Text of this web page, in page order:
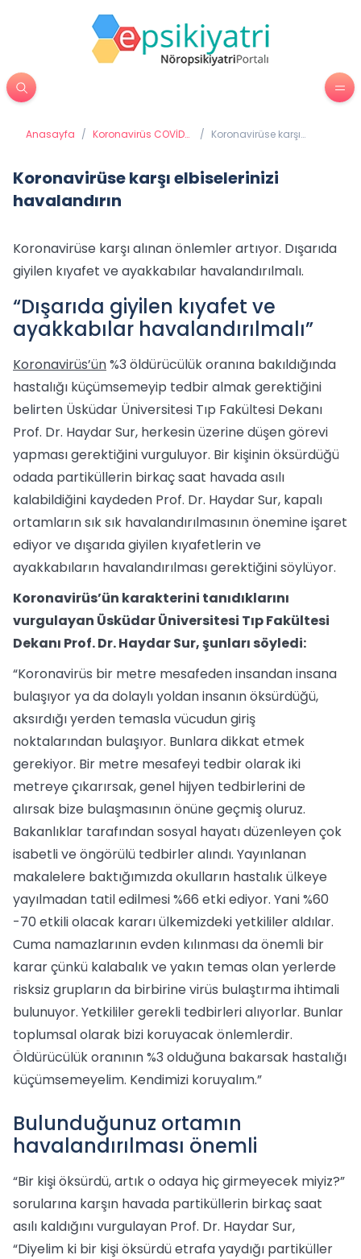
Anasayfa / Koronavirüs COVİD
/ Koronavirüse karşı
Koronavirüse karşı elbiselerinizi
havalandırın
Koronavirüse karşı alınan önlemler artıyor. Dışarıda
giyilen kıyafet ve ayakkabılar havalandırılmalı.
“Dışarıda giyilen kıyafet ve
ayakkabılar havalandırılmalı”
Koronavirüs’ün%3 öldürücülük oranına bakıldığında
hastalığı küçümsemeyip tedbir almak gerektiğini
belirten Üsküdar Üniversitesi Tıp Fakültesi Dekanı
Prof. Dr. Haydar Sur, herkesin üzerine düşen görevi
yapması gerektiğini vurguluyor. Bir kişinin öksürdüğü
odada partiküllerin birkaç saat havada asılı
kalabildiğini kaydeden Prof. Dr. Haydar Sur, kapalı
ortamların sık sık havalandırılmasının önemine işaret
ediyor ve dışarıda giyilen kıyafetlerin ve
ayakkabıların havalandırılması gerektiğini söylüyor.
Koronavirüs’ün karakterini tanıdıklarını
vurgulayan Üsküdar Üniversitesi Tıp Fakültesi
Dekanı Prof. Dr. Haydar Sur, şunları söyledi:
“Koronavirüs bir metre mesafeden insandan insana
bulaşıyor ya da dolaylı yoldan insanın öksürdüğü,
aksırdığı yerden temasla vücudun giriş
noktalarından bulaşıyor. Bunlara dikkat etmek
gerekiyor. Bir metre mesafeyi tedbir olarak iki
metreye çıkarırsak, genel hijyen tedbirlerini de
alırsak bize bulaşmasının önüne geçmiş oluruz.
Bakanlıklar tarafından sosyal hayatı düzenleyen çok
isabetli ve öngörülü tedbirler alındı. Yayınlanan
makalelere baktığımızda okulların hastalık ülkeye
yayılmadan tatil edilmesi %66 etki ediyor. Yani %60
-70 etkili olacak kararı ülkemizdeki yetkililer aldılar.
Cuma namazlarının evden kılınması da önemli bir
karar çünkü kalabalık ve yakın temas olan yerlerde
risksiz grupların da birbirine virüs bulaştırma ihtimali
bulunuyor. Yetkililer gerekli tedbirleri alıyorlar. Bunlar
toplumsal olarak bizi koruyacak önlemlerdir.
Öldürücülük oranının %3 olduğuna bakarsak hastalığı
küçümsemeyelim. Kendimizi koruyalım.”
Bulunduğunuz ortamın
havalandırılması önemli
“Bir kişi öksürdü, artık o odaya hiç girmeyecek miyiz?”
sorularına karşın havada partiküllerin birkaç saat
asılı kaldığını vurgulayan Prof. Dr. Haydar Sur,
“Diyelim ki bir kişi öksürdü etrafa yaydığı partiküller